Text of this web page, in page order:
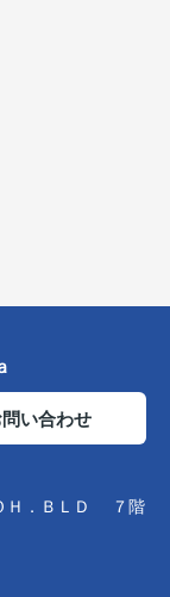
い合わせ
Ｈ．ＢＬＤ ７階